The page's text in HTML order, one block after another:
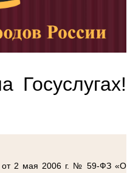
Госуслугах!
от 2 мая 2006 г. № 59-ФЗ «О